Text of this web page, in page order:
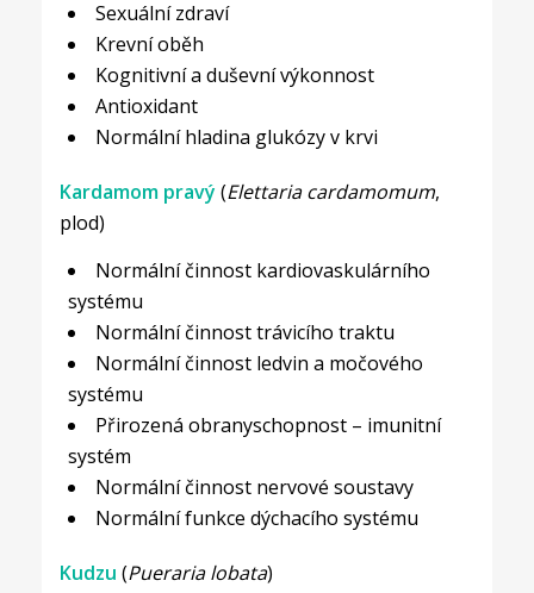
Sexuální zdraví
Krevní oběh
Kognitivní a duševní výkonnost
Antioxidant
Normální hladina glukózy v krvi
Kardamom pravý (Elettaria cardamomum,
plod)
Normální činnost kardiovaskulárního
systému
Normální činnost trávicího traktu
Normální činnost ledvin a močového
systému
Přirozená obranyschopnost – imunitní
systém
Normální činnost nervové soustavy
Normální funkce dýchacího systému
Kudzu (Pueraria lobata)